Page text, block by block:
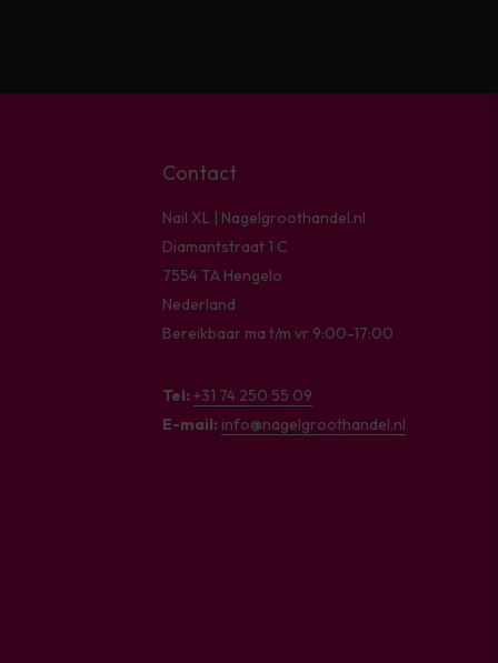
Contact
Nail XL | Nagelgroothandel.nl
Diamantstraat 1 C
7554 TA Hengelo
Nederland
Bereikbaar ma t/m vr 9:00-17:00
Tel: +31 74 250 55 09
E-mail: info@nagelgroothandel.nl